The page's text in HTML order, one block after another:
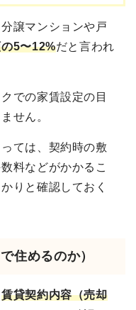
譲マンションや戸
5〜12%だと言われ
での家賃設定の目
せん。
ては、契約時の敷
料などがかかるこ
りと確認しておく
住めるのか）
賃貸契約内容（売却